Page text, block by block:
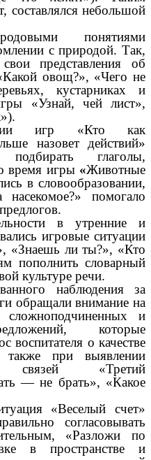
составлялся небольшой
понятиями
с природой. Так,
представления об
овощ?», «Чего не
кустарниках и
«Узнай, чей лист»,
игр «Кто как
назовет действий»
глаголы,
время игры «Животные
в словообразовании,
помогало
в утренние и
игровые ситуации
«Знаешь ли ты?», «Кто
пополнить словарный
культуре речи.
наблюдения за
обращали внимание на
и
которые
воспитателя о качестве
при выявлении
связей «Третий
— не брать», «Какое
«Веселый счет»
согласовывать
«Разложи по
в пространстве и